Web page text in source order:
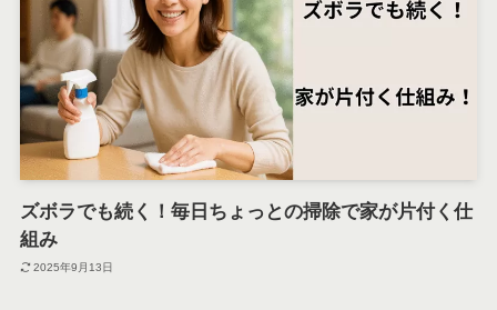
ズボラでも続く！毎日ちょっとの掃除で家が片付く仕
組み
2025年9月13日